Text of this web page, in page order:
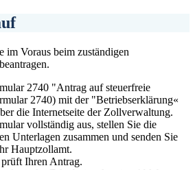
im Voraus beim zuständigen
2740 "Antrag auf steuerfreie
2740) mit der "Betriebserklärung«
die Internetseite der Zollverwaltung.
vollständig aus, stellen Sie die
Unterlagen zusammen und senden Sie
Hauptzollamt.
Ihren Antrag.